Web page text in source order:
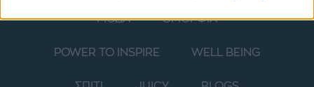
ΜΟΔΑ ΟΜΟΡΦΙΑ
POWER TO INSPIRE WELL BEING